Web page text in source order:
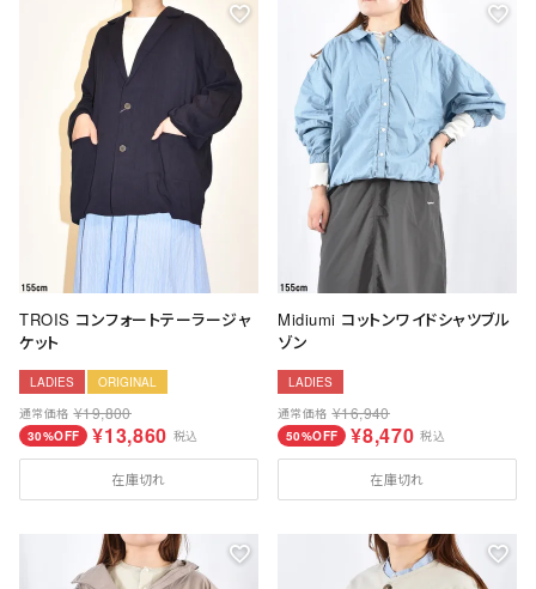
TROIS コンフォートテーラージャ
ケット
LADIES
ORIGINAL
通常価格 ¥19,800
30%OFF ¥13,860 税込
在庫切れ
Midiumi コットンワイドシャツブル
ゾン
LADIES
通常価格 ¥16,940
50%OFF ¥8,470 税込
在庫切れ